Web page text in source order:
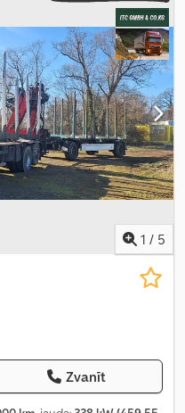
, emisijas klase:
, atļautā ass slodze (1. ass):
11 500 kg , Ražošanas gads:
elektriskais logu
kruīza kontrole,
sistēma,
1 / 5
Zvanīt